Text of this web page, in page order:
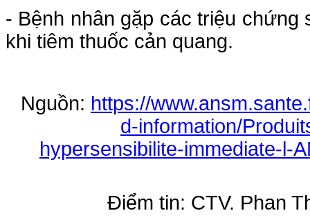
- Bệnh nhân gặp các triệu
khi tiêm thuốc cản quang.
Nguồn: https://
d-information/
hypersensibilite-immediate-l-
Điểm tin: CTV. Phan